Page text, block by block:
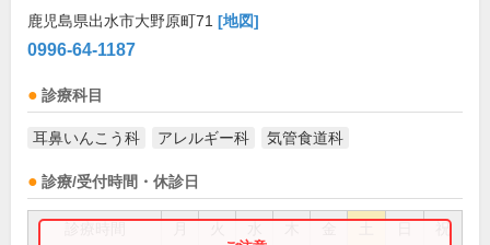
鹿児島県出水市大野原町71 [地図]
0996-64-1187
診療科目
耳鼻いんこう科 アレルギー科 気管食道科
診療/受付時間・休診日
祝